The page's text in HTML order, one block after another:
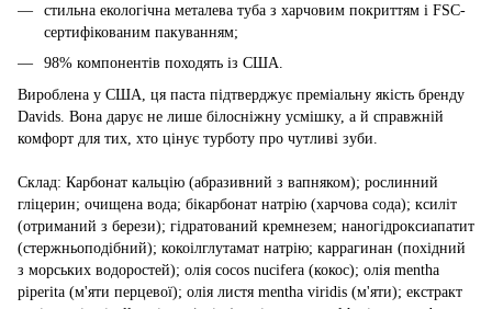
стильна екологічна металева туба з харчовим покриттям і FSC-
сертифікованим пакуванням;
98% компонентів походять із США.
Вироблена у США, ця паста підтверджує преміальну якість бренду
Davids. Вона дарує не лише білосніжну усмішку, а й справжній
комфорт для тих, хто цінує турботу про чутливі зуби.
Склад: Карбонат кальцію (абразивний з вапняком); рослинний
гліцерин; очищена вода; бікарбонат натрію (харчова сода); ксиліт
(отриманий з берези); гідратований кремнезем; наногідроксиапатит
(стержньоподібний); кокоілглутамат натрію; каррагинан (похідний
з морських водоростей); олія cocos nucifera (кокос); олія mentha
piperita (м'яти перцевої); олія листя mentha viridis (м'яти); екстракт